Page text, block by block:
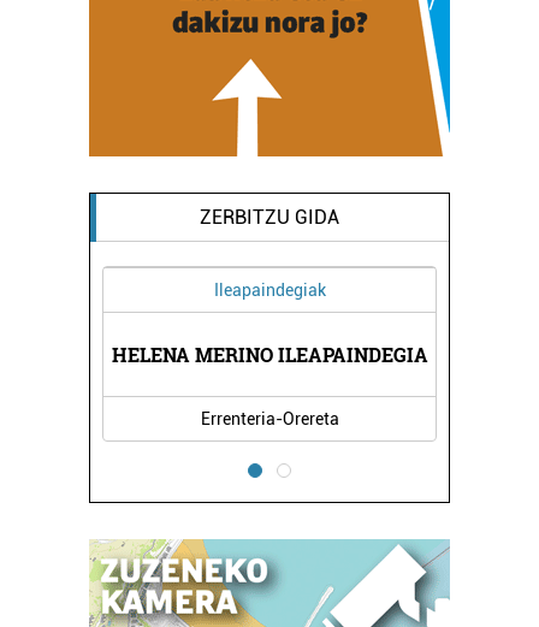
ZERBITZU GIDA
Ileapaindegiak
HELENA MERINO ILEAPAINDEGIA
Errenteria-Orereta